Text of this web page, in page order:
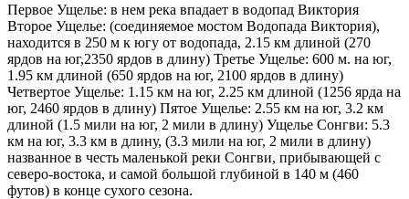
Первое Ущелье: в нем река впадает в водопад Виктория
Второе Ущелье: (соединяемое мостом Водопада Виктория),
находится в 250 м к югу от водопада, 2.15 км длиной (270
ярдов на юг,2350 ярдов в длину) Третье Ущелье: 600 м. на юг,
1.95 км длиной (650 ярдов на юг, 2100 ярдов в длину)
Четвертое Ущелье: 1.15 км на юг, 2.25 км длиной (1256 ярда на
юг, 2460 ярдов в длину) Пятое Ущелье: 2.55 км на юг, 3.2 км
длиной (1.5 мили на юг, 2 мили в длину) Ущелье Сонгви: 5.3
км на юг, 3.3 км в длину, (3.3 мили на юг, 2 мили в длину)
названное в честь маленькой реки Сонгви, прибывающей с
северо-востока, и самой большой глубиной в 140 м (460
футов) в конце сухого сезона.